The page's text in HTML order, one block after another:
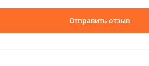
Отправить отзыв